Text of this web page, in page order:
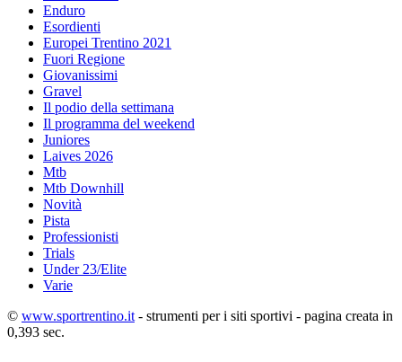
Enduro
Esordienti
Europei Trentino 2021
Fuori Regione
Giovanissimi
Gravel
Il podio della settimana
Il programma del weekend
Juniores
Laives 2026
Mtb
Mtb Downhill
Novità
Pista
Professionisti
Trials
Under 23/Elite
Varie
© www.sportrentino.it- strumenti per i siti sportivi - pagina creata in
0,393 sec.